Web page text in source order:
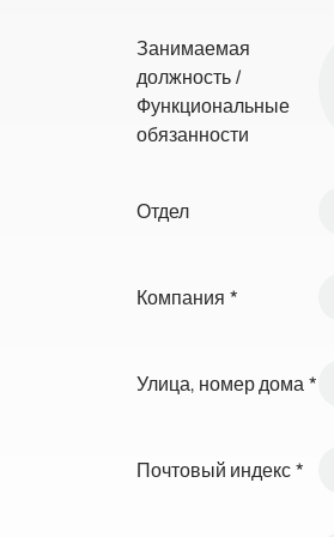
Занимаемая
должность /
Функциональные
обязанности
Отдел
Компания *
Улица, номер дома*
Почтовый индекс*